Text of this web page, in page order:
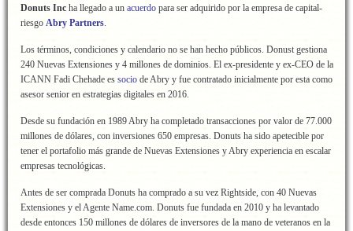
Donuts Inc ha llegado a un acuerdo para ser adquirido por la empresa de capital-
riesgo Abry Partners.
Los términos, condiciones y calendario no se han hecho públicos. Donust gestiona
240 Nuevas Extensiones y 4 millones de dominios. El ex-presidente y ex-CEO de la
ICANN Fadi Chehade es socio de Abry y fue contratado inicialmente por esta como
asesor senior en estrategias digitales en 2016.
Desde su fundación en 1989 Abry ha completado transacciones por valor de 77.000
millones de dólares, con inversiones 650 empresas. Donuts ha sido apetecible por
tener el portafolio más grande de Nuevas Extensiones y Abry experiencia en escalar
empresas tecnológicas.
Antes de ser comprada Donuts ha comprado a su vez Rightside, con 40 Nuevas
Extensiones y el Agente Name.com. Donuts fue fundada en 2010 y ha levantado
desde entonces 150 millones de dólares de inversores de la mano de veteranos en la